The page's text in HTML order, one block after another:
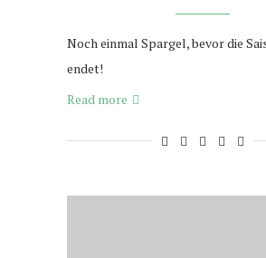
Noch einmal Spargel, bevor die
endet!
Read more